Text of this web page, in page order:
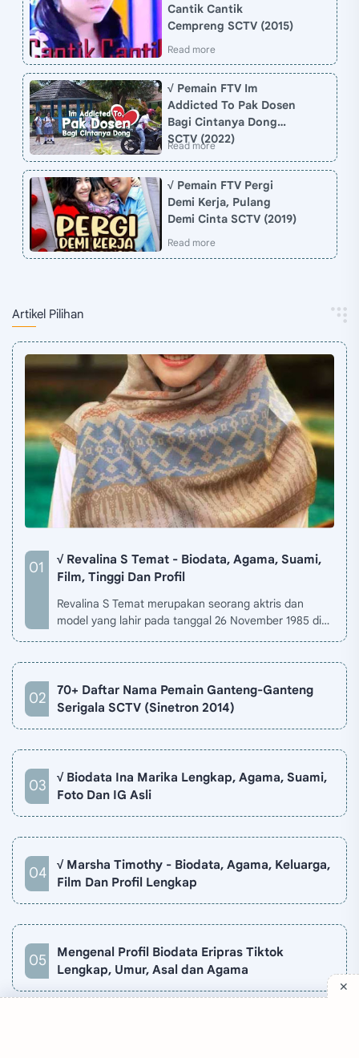
Cantik Cantik
Cempreng SCTV (2015)
√ Pemain FTV Im
Addicted To Pak Dosen
Bagi Cintanya Dong
SCTV (2022)
√ Pemain FTV Pergi
Demi Kerja, Pulang
Demi Cinta SCTV (2019)
Artikel Pilihan
√ Revalina S Temat - Biodata, Agama, Suami,
Film, Tinggi Dan Profil
Revalina S Temat merupakan seorang aktris dan
model yang lahir pada tanggal 26 November 1985 di
70+ Daftar Nama Pemain Ganteng-Ganteng
Serigala SCTV (Sinetron 2014)
√ Biodata Ina Marika Lengkap, Agama, Suami,
Foto Dan IG Asli
√ Marsha Timothy - Biodata, Agama, Keluarga,
Film Dan Profil Lengkap
Mengenal Profil Biodata Eripras Tiktok
Lengkap, Umur, Asal dan Agama